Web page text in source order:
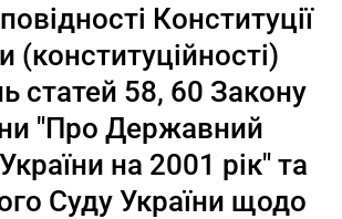
Конституції
(конституційності)
статей 58, 60 Закону
"Про Державний
на 2001 рік" та
Суду України щодо